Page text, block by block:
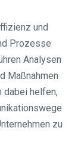
und
Prozesse
Analysen
Maßnahmen
dabei helfen,
zu